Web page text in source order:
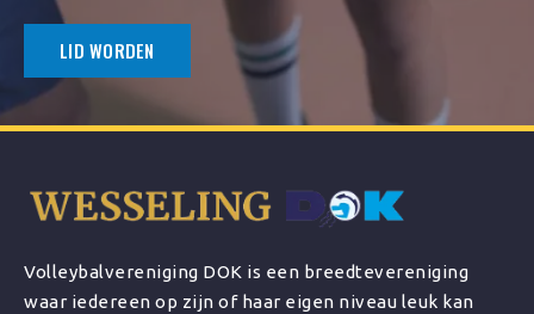
LID WORDEN
Volleybalvereniging DOK is een breedtevereniging
waar iedereen op zijn of haar eigen niveau leuk kan